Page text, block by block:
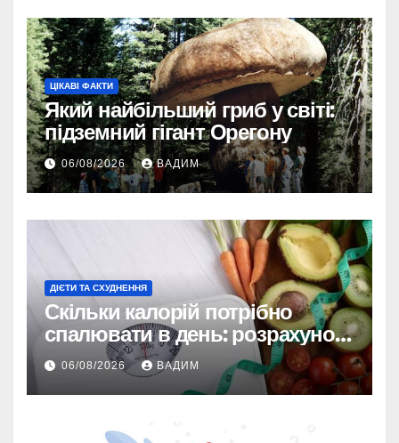
ЦІКАВІ ФАКТИ
Який найбільший гриб у світі:
підземний гігант Орегону
06/08/2026 ВАДИМ
ДІЄТИ ТА СХУДНЕННЯ
Скільки калорій потрібно
спалювати в день: розрахунок
TDEE і безпечні норми
06/08/2026 ВАДИМ